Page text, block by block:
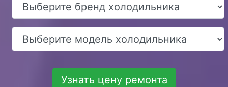
Узнать цену ремонта